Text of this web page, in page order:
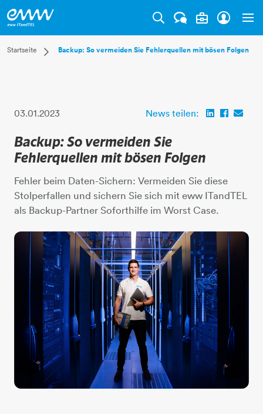
Startseite
Dropdown Startseite
Backup: So vermeiden Sie Fehlerquellen mit bösen Folgen
03.01.2023 News teilen:
Backup: So vermeiden Sie
Fehlerquellen mit bösen Folgen
Fehler beim Daten-Sichern: Vermeiden Sie diese
Stolperfallen und sichern Sie sich mit eww ITandTEL
als Backup-Partner Soforthilfe im Worst Case.